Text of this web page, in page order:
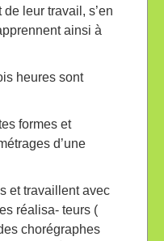
leur travail, s’en
ainsi à
heures sont
formes et
d’une
et travaillent avec
réalisa- teurs (
chorégraphes